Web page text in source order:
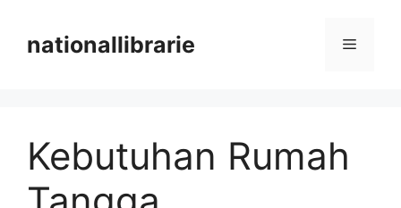
contentnationallibrarie Menu
Kebutuhan Rumah